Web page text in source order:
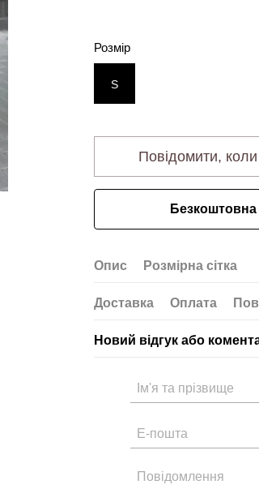
Розмір
S
Повідомити, коли
Безкоштовна
Опис Розмірна сітка
Доставка Оплата
Новий відгук або